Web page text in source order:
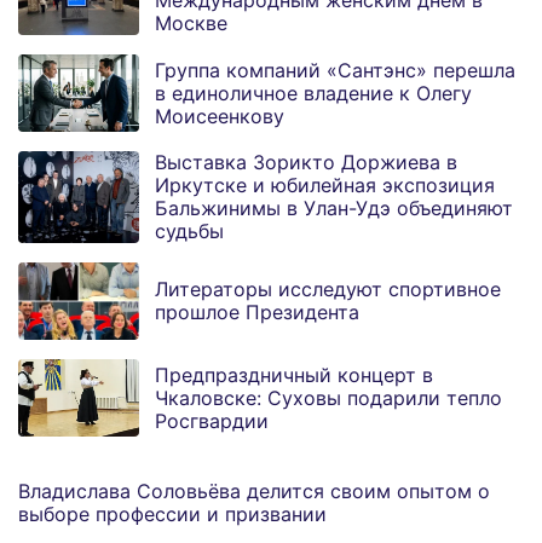
Москве
Группа компаний «Сантэнс» перешла
в единоличное владение к Олегу
Моисеенкову
Выставка Зорикто Доржиева в
Иркутске и юбилейная экспозиция
Бальжинимы в Улан-Удэ объединяют
судьбы
Литераторы исследуют спортивное
прошлое Президента
Предпраздничный концерт в
Чкаловске: Суховы подарили тепло
Росгвардии
Владислава Соловьёва делится своим опытом о
выборе профессии и призвании